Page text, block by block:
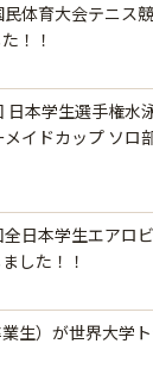
体育大会テニス
！！
本学生選手権水
イドカップ ソロ
日本学生エアロ
した！！
生）が世界大学